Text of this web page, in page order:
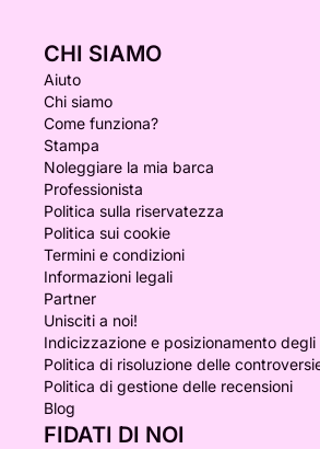
CHI SIAMO
Aiuto
Chi siamo
Come funziona?
Stampa
Noleggiare la mia barca
Professionista
Politica sulla riservatezza
Politica sui cookie
Termini e condizioni
Informazioni legali
Partner
Unisciti a noi!
Indicizzazione e posizionamento degli
Politica di risoluzione delle
Politica di gestione delle recensioni
Blog
FIDATI DI NOI